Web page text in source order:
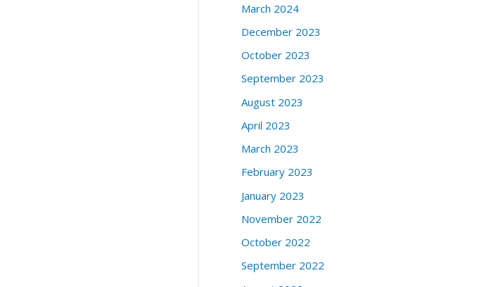
March 2024
December 2023
October 2023
September 2023
August 2023
April 2023
March 2023
February 2023
January 2023
November 2022
October 2022
September 2022